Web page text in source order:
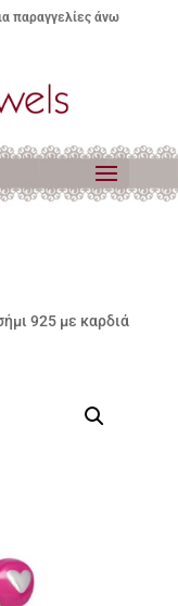
παραγγελίες άνω
925 με καρδιά